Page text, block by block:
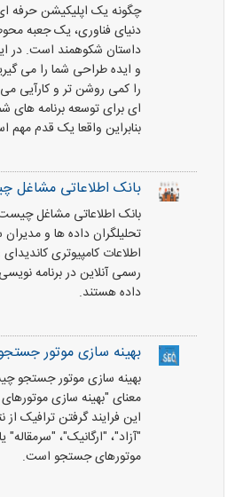
چگونه یک اپلیکیشن حرفه
دنیای فناوری، یک جعبه
داستان شکوهمند است. در
و ایده طراحی شما را می
را کمی روشن تر و کارآیی
ای برای توسعه برنامه های
بنابراین واقعا یک قدم مهم
بانک اطلاعاتی مشاغل
بانک اطلاعاتی مشاغل
تحلیلگران داده ها و
اطلاعات کامپیوتری
رسمی آنلاین در برنامه
داده هستند.
بهینه سازی موتور
معنای "بهینه سازی
این فرایند گرفتن ترافیک
"آزاد"، "ارگانیک"، "سرمقاله"
موتورهای جستجو است.